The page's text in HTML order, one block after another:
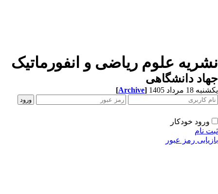
علوم ریاضی و انفورماتیک
دانشگاهی
18 مرداد 1405 [Archive]
ورود خودکار
نام
رمز عبور